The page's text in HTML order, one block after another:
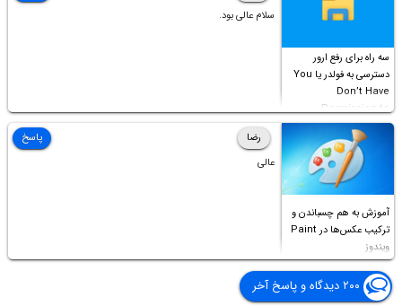
سه راه برای رفع ارور
دسترسی به فولدر یا You
Don’t Have
Permission to
Access this folder
سلام عالی بود.
آموزش به هم چسباندن و
ترکیب عکس‌ها در Paint
ویندوز
رضا
عالی
پاسخ
۲۰۰ دیدگاه و پاسخ آخر